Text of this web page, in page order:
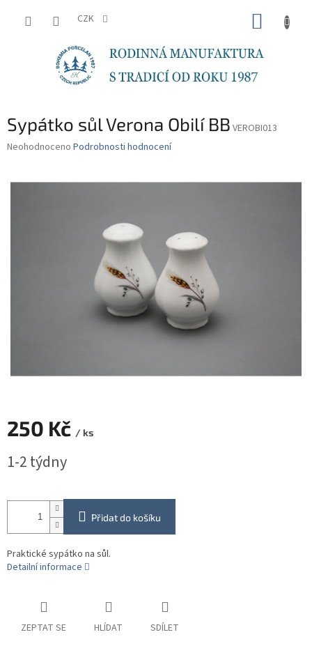
CZK
Sypátko sůl Verona Obilí BB VEROBI013
Průměrné
je
Neohodnoceno Podrobnosti hodnocení
250 Kč / ks
cena:
1-2 týdny
Přidat do košíku
Praktické sypátko na sůl.
Detailní informace
ZEPTAT SE HLÍDAT SDÍLET